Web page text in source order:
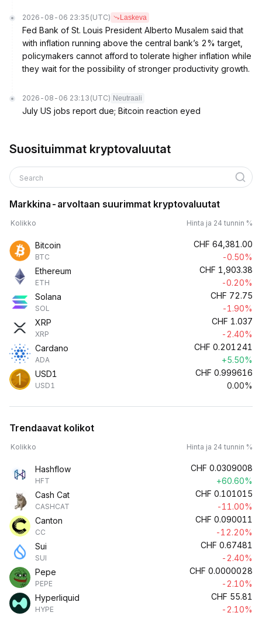
2026-08-06 23:35 (UTC) Laskeva
Fed Bank of St. Louis President Alberto Musalem said that
with inflation running above the central bank’s 2% target,
policymakers cannot afford to tolerate higher inflation while
they wait for the possibility of stronger productivity growth.
2026-08-06 23:13 (UTC) Neutraali
July US jobs report due; Bitcoin reaction eyed
Suosituimmat kryptovaluutat
Search
Markkina-arvoltaan suurimmat kryptovaluutat
Kolikko Hinta ja 24 tunnin %
Bitcoin
BTC
CHF 64,381.00
-0.50%
Ethereum
ETH
CHF 1,903.38
-0.20%
Solana
SOL
CHF 72.75
-1.90%
XRP
XRP
CHF 1.037
-2.40%
Cardano
ADA
CHF 0.201241
+5.50%
USD1
USD1
CHF 0.999616
0.00%
Trendaavat kolikot
Kolikko Hinta ja 24 tunnin %
Hashflow
HFT
CHF 0.0309008
+60.60%
Cash Cat
CASHCAT
CHF 0.101015
-11.00%
Canton
CC
CHF 0.090011
-12.20%
Sui
SUI
CHF 0.67481
-2.40%
Pepe
PEPE
CHF 0.0000028
-2.10%
Hyperliquid
HYPE
CHF 55.81
-2.10%